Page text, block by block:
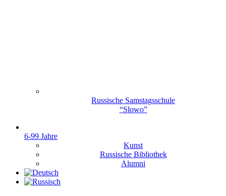
Russische Samstagsschule
“Slowo”
6-99 Jahre
Kunst
Russische Bibliothek
Alumni